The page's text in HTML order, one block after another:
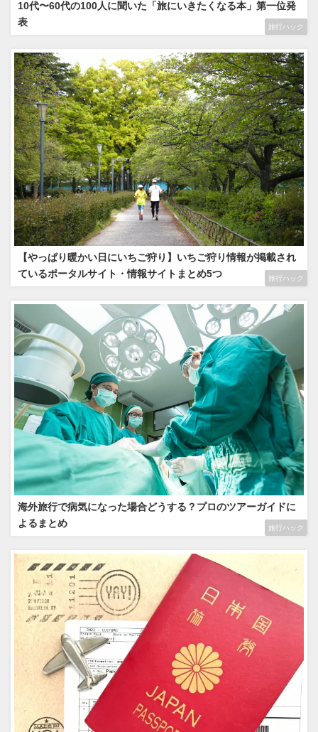
旅行ハック
10代〜60代の100人に聞いた「旅にいきたくなる本」第一位発
表
旅行ハック
【やっぱり暖かい日にいちご狩り】いちご狩り情報が掲載され
ているポータルサイト・情報サイトまとめ5つ
旅行ハック
海外旅行で病気になった場合どうする？プロのツアーガイドに
よるまとめ